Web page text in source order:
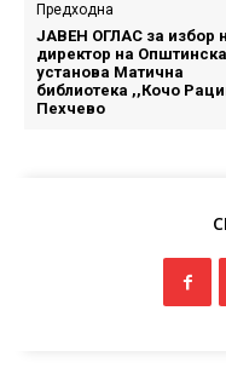
Предходна
ЈАВЕН ОГЛАС за избор
директор на Општинска
установа Матична
библиотека ,,Кочо
Пехчевo